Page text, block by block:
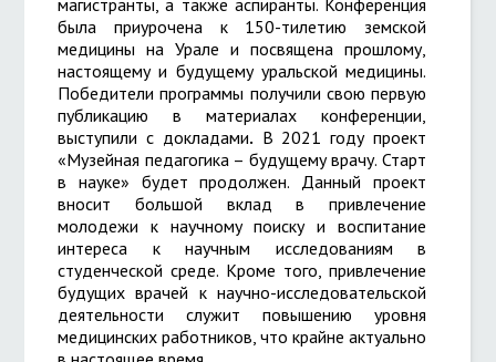
магистранты, а также аспиранты. Конференция
была приурочена к 150-тилетию земской
медицины на Урале и посвящена прошлому,
настоящему и будущему уральской медицины.
Победители программы получили свою первую
публикацию в материалах конференции,
выступили с докладами. В 2021 году проект
«Музейная педагогика – будущему врачу. Старт
в науке» будет продолжен. Данный проект
вносит большой вклад в привлечение
молодежи к научному поиску и воспитание
интереса к научным исследованиям в
студенческой среде. Кроме того, привлечение
будущих врачей к научно-исследовательской
деятельности служит повышению уровня
медицинских работников, что крайне актуально